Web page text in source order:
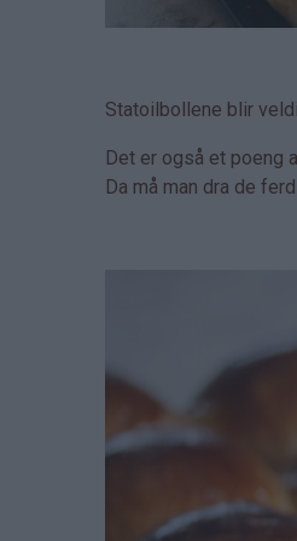
Statoilbollene blir
Det er også et poeng
Da må man dra de